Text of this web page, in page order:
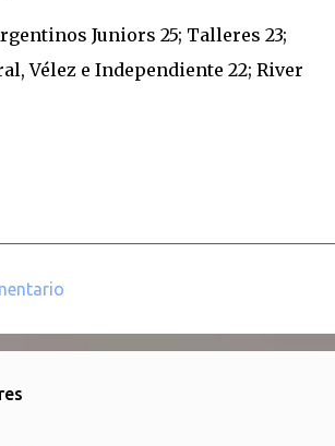
Juniors 25; Talleres 23;
Vélez e Independiente 22; River